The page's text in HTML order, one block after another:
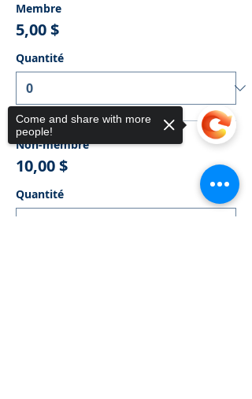
Membre
5,00 $
Quantité
Non-membre
10,00 $
Quantité
Come and share with more
people!